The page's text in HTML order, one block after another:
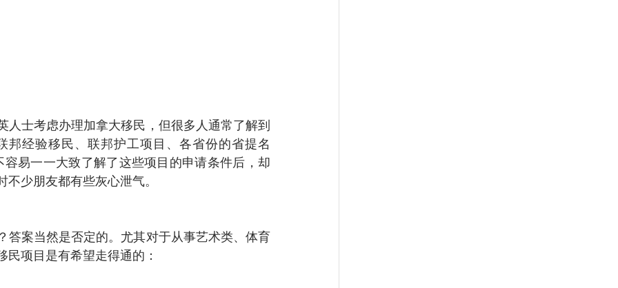
人士考虑办理加拿大移民，但很多人通常了解到
经验移民、联邦护工项目、各省份的省提名
易一一大致了解了这些项目的申请条件后，却
少朋友都有些灰心泄气。
答案当然是否定的。尤其对于从事艺术类、体育
项目是有希望走得通的：